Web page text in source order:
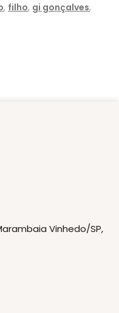
, filho, gi gonçalves,
Vinhedo/SP,